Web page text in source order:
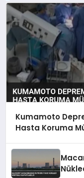
Kumamoto
Hasta Koruma